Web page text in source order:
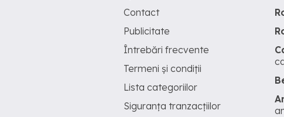
Contact
Publicitate
Întrebări frecvente
Termeni și condiții
Lista categoriilor
Siguranța tranzacțiilor